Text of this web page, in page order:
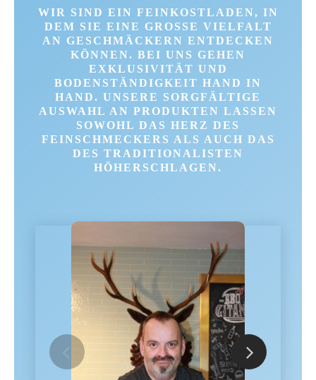
WIR SIND EIN FEINKOSTLADEN, IN
DEM SIE EINE GROSSE VIELFALT A
N GESCHMÄCKERN ENTDECKEN K
ÖNNEN. BEI UNS GEHEN E
XKLUSIVITÄT UND B
ODENSTÄNDIGKEIT HAND IN H
AND. UNSERE SORGFÄLTIGE A
USWAHL AN PRODUKTEN LASSEN S
OWOHL DAS HERZ DES F
EINSCHMECKERS ALS AUCH DAS D
ES TRADITIONALISTEN H
ÖHERSCHLAGEN.